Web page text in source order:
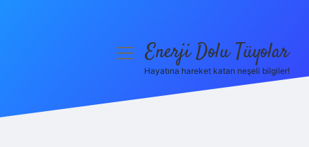
menüyüEnerji Dolu Tüyolar
Hayatına hareket katan neşeli bilgiler!